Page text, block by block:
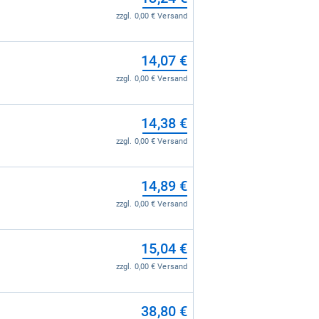
zzgl. 0,00 € Versand
22,90 €
zzgl. 0,00 € Versand
69,90 €
zzgl. 0,00 € Versand
zzgl. 0,00 € Versand
14,07 €
zzgl. 0,00 € Versand
14,38 €
zzgl. 0,00 € Versand
14,89 €
zzgl. 0,00 € Versand
15,04 €
zzgl. 0,00 € Versand
38,80 €